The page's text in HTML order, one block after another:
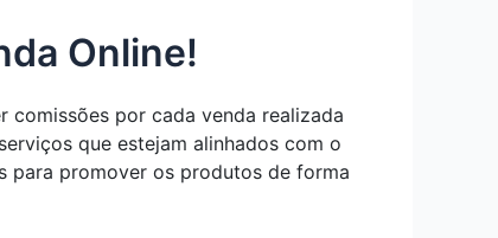
Online!
por cada venda realizada
que estejam alinhados com o
para promover os produtos de forma